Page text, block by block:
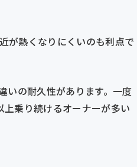
が熱くなりにくいのも利点で
の耐久性があります。一度
乗り続けるオーナーが多い